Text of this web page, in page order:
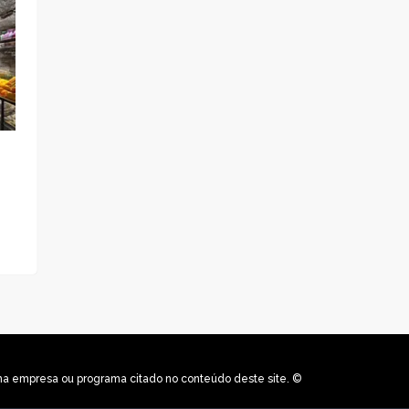
empresa ou programa citado no conteúdo deste site. ©